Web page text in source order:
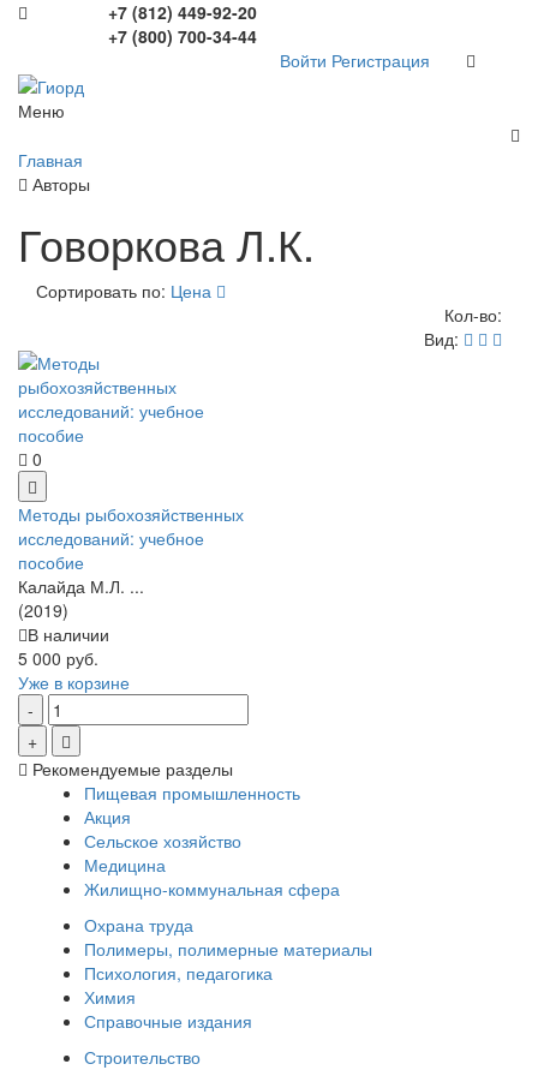
+7 (812) 449-92-20
+7 (800) 700-34-44
Войти Регистрация
Меню
Главная
Авторы
Говоркова Л.К.
Сортировать по: Цена
Кол-во:
Вид:
0
Методы рыбохозяйственных
исследований: учебное
пособие
Калайда М.Л. ...
(2019)
В наличии
5 000 руб.
Уже в корзине
Рекомендуемые разделы
Пищевая промышленность
Акция
Сельское хозяйство
Медицина
Жилищно-коммунальная сфера
Охрана труда
Полимеры, полимерные материалы
Психология, педагогика
Химия
Справочные издания
Строительство